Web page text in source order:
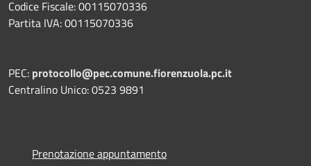
Codice Fiscale: 00115070336
Partita IVA: 00115070336
PEC: protocollo@pec.comune.fiorenzuola.pc.it
Centralino Unico: 0523 9891
Prenotazione appuntamento